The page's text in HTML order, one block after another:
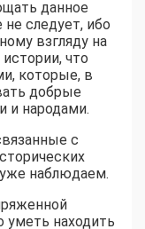
данное
следует, ибо
взгляду на
что
которые, в
добрые
и народами.
с
наблюдаем.
уметь находить